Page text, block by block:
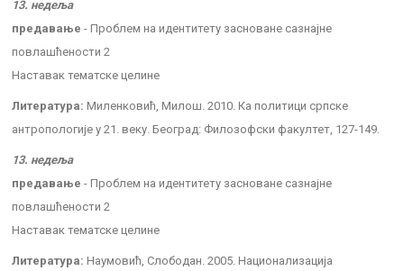
13. недеља
предавање - Проблем на идентитету засноване сазнајне
повлашћености 2
Наставак тематске целине
Литература: Миленковић, Милош. 2010. Ка политици српске
антропологије у 21. веку. Београд: Филозофски факултет, 127-149.
13. недеља
предавање - Проблем на идентитету засноване сазнајне
повлашћености 2
Наставак тематске целине
Литература: Наумовић, Слободан. 2005. Национализација